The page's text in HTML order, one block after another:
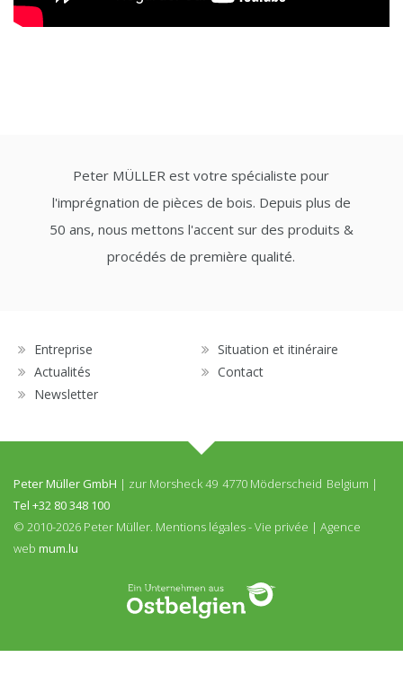
Peter MÜLLER est votre spécialiste pour
l'imprégnation de pièces de bois. Depuis plus de
50 ans, nous mettons l'accent sur des produits &
procédés de première qualité.
Entreprise
Situation et itinéraire
Actualités
Contact
Newsletter
Peter Müller GmbH | zur Morsheck 49 4770 Möderscheid Belgium |
Tel +32 80 348 100
© 2010-2026 Peter Müller. Mentions légales-Vie privée | Agence
web mum.lu